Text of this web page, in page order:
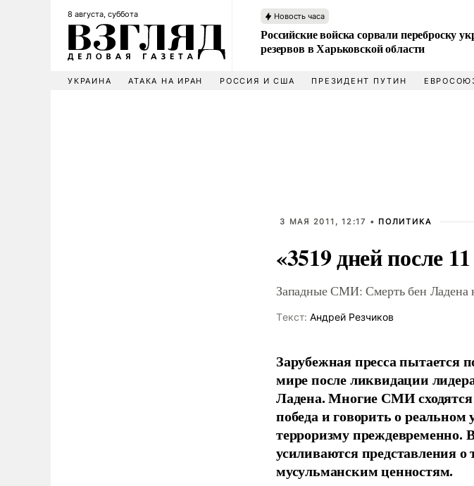
8 августа, суббота Новость часа
Российские войска сорвали переброску
резервов в Харьковской области
УКРАИНА АТАКА НА ИРАН РОССИЯ И США ПРЕЗИДЕНТ ПУТИН
3 МАЯ 2011, 12:17 • ПОЛИТИКА
«3519 дней после
Западные СМИ: Смерть бен Ладена
Tекст: Андрей Резчиков
Зарубежная пресса пытается
мире после ликвидации
Ладена. Многие СМИ
победа и говорить о
терроризму преждевременно.
усиливаются представления
мусульманским ценностям.